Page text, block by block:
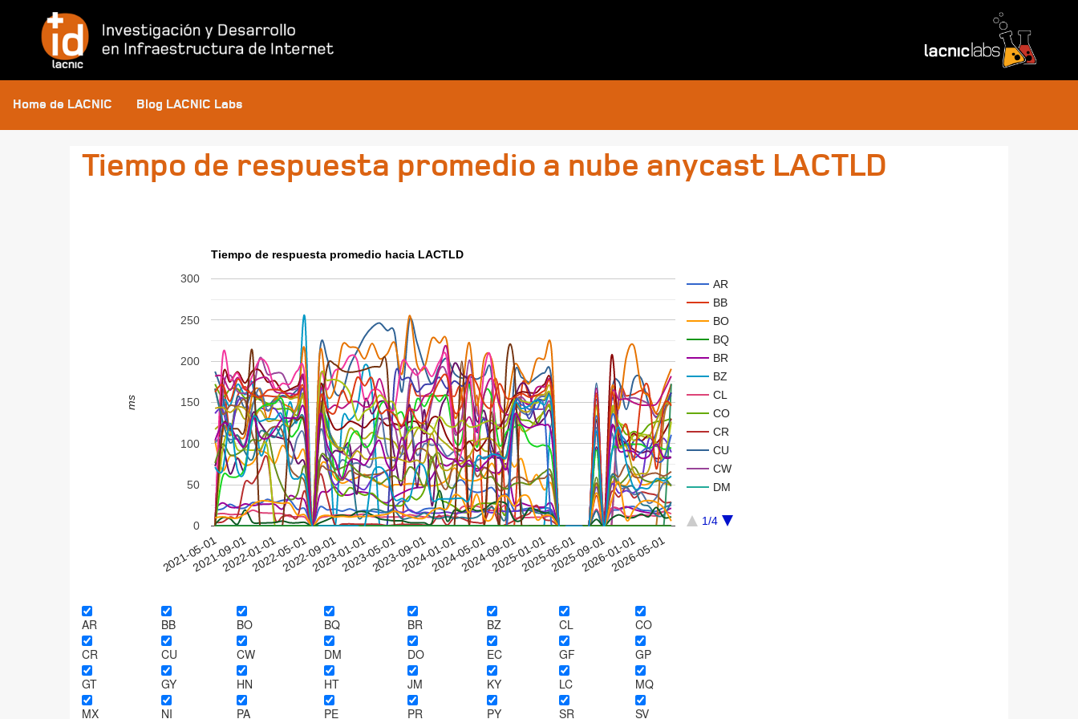
Home de LACNIC Blog LACNIC Labs
Tiempo de respuesta promedio a nube anycast LACTLD
Tiempo de respuesta promedio hacia LACTLD
AR
BB
BO
BQ
BR
BZ
CL
CO
CR
CU
CW
DM
1/4
2021-05-012021-09-012022-01-012022-05-012022-09-012023-01-012023-05-012023-09-012024-01-012024-05-012024-09-012025-01-012025-05-012025-09-012026-01-012026-05-01
0
50
100
150
200
250
300
ms
AR BB BO BQ BR BZ CL
CO
CR
CU CW DM DO EC GF
GP
GT
GY HN HT JM KY LC
MQ
MX
NI PA PE PR PY SR SV